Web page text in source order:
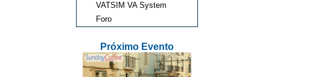
VATSIM VA System
Foro
Próximo Evento